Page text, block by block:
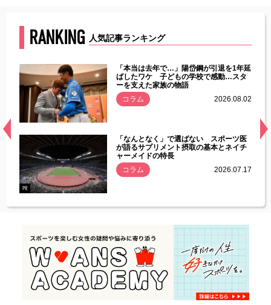
RANKING 人気記事ランキング
常
「本当は去年で…」陽岱鋼が引退を1年延
ばしたワケ 子どもの学校で感動…スタ
ーを支えた家族の物語
コラム
2026.08.02
PR
「なんとなく」で選ばない スポーツ医
が語るサプリメント摂取の基本とネイチ
ャーメイドの特長
コラム
2026.07.17